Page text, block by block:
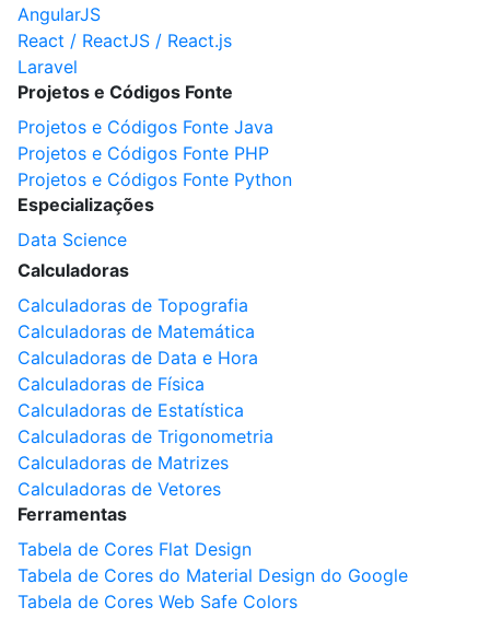
AngularJS
React / ReactJS / React.js
Laravel
Projetos e Códigos Fonte
Projetos e Códigos Fonte Java
Projetos e Códigos Fonte PHP
Projetos e Códigos Fonte Python
Especializações
Data Science
Calculadoras
Calculadoras de Topografia
Calculadoras de Matemática
Calculadoras de Data e Hora
Calculadoras de Física
Calculadoras de Estatística
Calculadoras de Trigonometria
Calculadoras de Matrizes
Calculadoras de Vetores
Ferramentas
Tabela de Cores Flat Design
Tabela de Cores do Material Design do Google
Tabela de Cores Web Safe Colors